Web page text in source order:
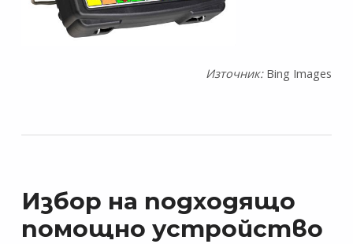
Източник:Bing Images
Избор на подходящо
помощно устройство